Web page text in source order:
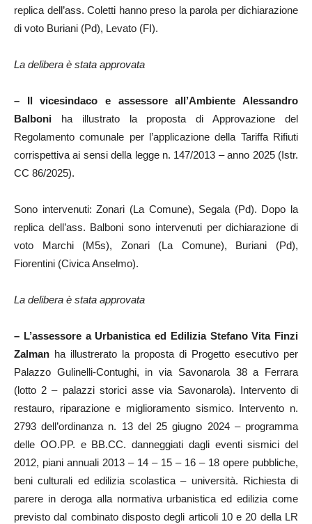
replica dell’ass. Coletti hanno preso la parola per dichiarazione
di voto Buriani (Pd), Levato (FI).
La delibera è stata approvata
– Il vicesindaco e assessore all’Ambiente Alessandro
Balboni ha illustrato la proposta di Approvazione del
Regolamento comunale per l’applicazione della Tariffa Rifiuti
corrispettiva ai sensi della legge n. 147/2013 – anno 2025 (Istr.
CC 86/2025).
Sono intervenuti: Zonari (La Comune), Segala (Pd). Dopo la
replica dell’ass. Balboni sono intervenuti per dichiarazione di
voto Marchi (M5s), Zonari (La Comune), Buriani (Pd),
Fiorentini (Civica Anselmo).
La delibera è stata approvata
– L’assessore a Urbanistica ed Edilizia Stefano Vita Finzi
Zalman ha illustrerato la proposta di Progetto esecutivo per
Palazzo Gulinelli-Contughi, in via Savonarola 38 a Ferrara
(lotto 2 – palazzi storici asse via Savonarola). Intervento di
restauro, riparazione e miglioramento sismico. Intervento n.
2793 dell’ordinanza n. 13 del 25 giugno 2024 – programma
delle OO.PP. e BB.CC. danneggiati dagli eventi sismici del
2012, piani annuali 2013 – 14 – 15 – 16 – 18 opere pubbliche,
beni culturali ed edilizia scolastica – università. Richiesta di
parere in deroga alla normativa urbanistica ed edilizia come
previsto dal combinato disposto degli articoli 10 e 20 della LR